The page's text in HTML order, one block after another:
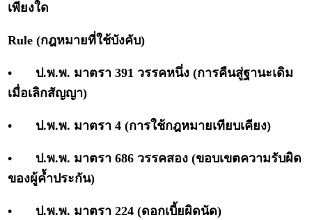
เพียงใด
Rule (กฎหมายที่ใช้บังคับ)
•
ป.พ.พ. มาตรา 391 วรรคหนึ่ง (การคืนสู่ฐานะเดิม
เมื่อเลิกสัญญา)
• ป.พ.พ. มาตรา 4 (การใช้กฎหมายเทียบเคียง)
•
ป.พ.พ. มาตรา 686 วรรคสอง (ขอบเขตความรับผิด
ของผู้ค้ำประกัน)
• ป.พ.พ. มาตรา 224 (ดอกเบี้ยผิดนัด)